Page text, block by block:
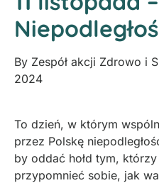
By Zespół akcji Zdrowo i
2024
To dzień, w którym
przez Polskę
by oddać hołd tym,
przypomnieć sobie, jak